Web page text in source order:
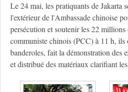
Le 24 mai, les pratiquants de Jakarta
l'extérieur de l'Ambassade chinoise
persécution et soutenir les 22
communiste chinois (PCC) à 11 h, ils
banderoles, fait la démonstration des
et distribué des matériaux clarifiant